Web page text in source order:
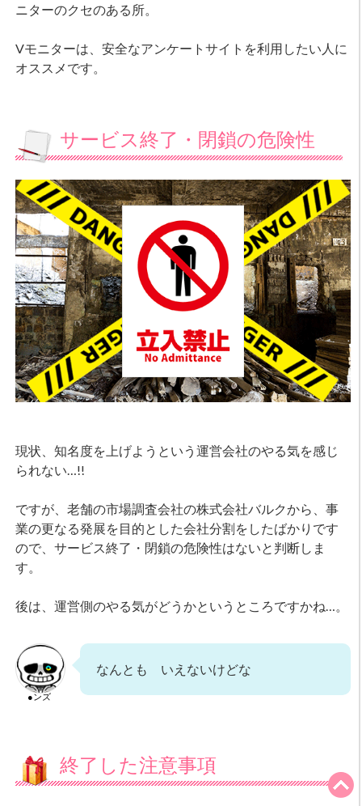
ニターのクセのある所。
Vモニターは、安全なアンケートサイトを利用したい人に
オススメです。
サービス終了・閉鎖の危険性
現状、知名度を上げようという運営会社のやる気を感じ
られない…!!
ですが、老舗の市場調査会社の株式会社バルクから、事
業の更なる発展を目的とした会社分割をしたばかりです
ので、サービス終了・閉鎖の危険性はないと判断しま
す。
後は、運営側のやる気がどうかというところですかね…。
●ンズ
なんとも いえないけどな
終了した注意事項